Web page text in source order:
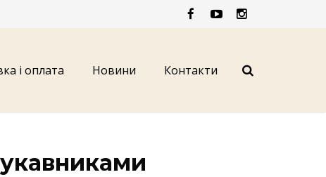
і оплата Новини Контакти